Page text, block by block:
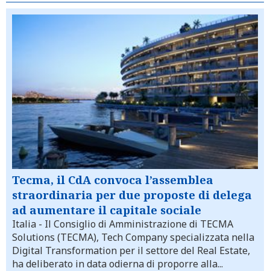
Tecma, il CdA convoca l’assemblea
straordinaria per due proposte di delega
ad aumentare il capitale sociale
Italia - Il Consiglio di Amministrazione di TECMA
Solutions (TECMA), Tech Company specializzata nella
Digital Transformation per il settore del Real Estate,
ha deliberato in data odierna di proporre alla...